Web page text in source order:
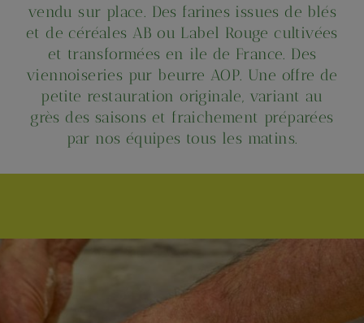
vendu sur place. Des farines issues de blés
et de céréales AB ou Label Rouge cultivées
et transformées en ile de France. Des
viennoiseries pur beurre AOP. Une offre de
petite restauration originale, variant au
grès des saisons et fraichement préparées
par nos équipes tous les matins.